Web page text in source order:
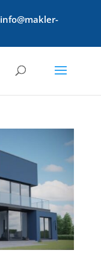
info@makler-